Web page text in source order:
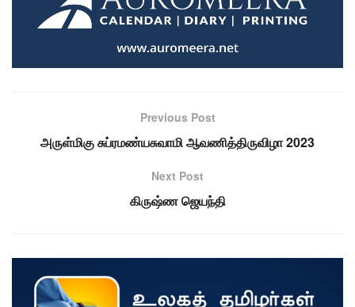
Previous Post
அருள்மிகு சுப்ரமண்யசுவாமி ஆவணித்திருவிழா 2023
Next Post
கிருஷ்ண ஜெயந்தி